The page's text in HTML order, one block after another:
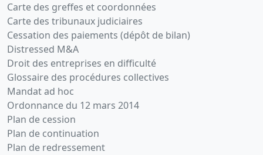
Carte des greffes et coordonnées
Carte des tribunaux judiciaires
Cessation des paiements (dépôt de bilan)
Distressed M&A
Droit des entreprises en difficulté
Glossaire des procédures collectives
Mandat ad hoc
Ordonnance du 12 mars 2014
Plan de cession
Plan de continuation
Plan de redressement